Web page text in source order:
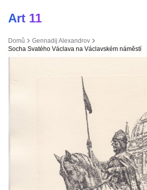
Art 11
Domů
Gennadij Alexandrov
Socha Svatého Václava na Václavském náměstí